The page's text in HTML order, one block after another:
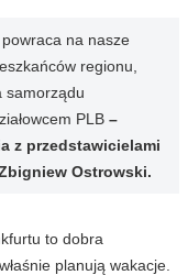
na nasze
regionu,
samorządu
PLB –
z przedstawicielami
Ostrowski.
to dobra
planują wakacje.